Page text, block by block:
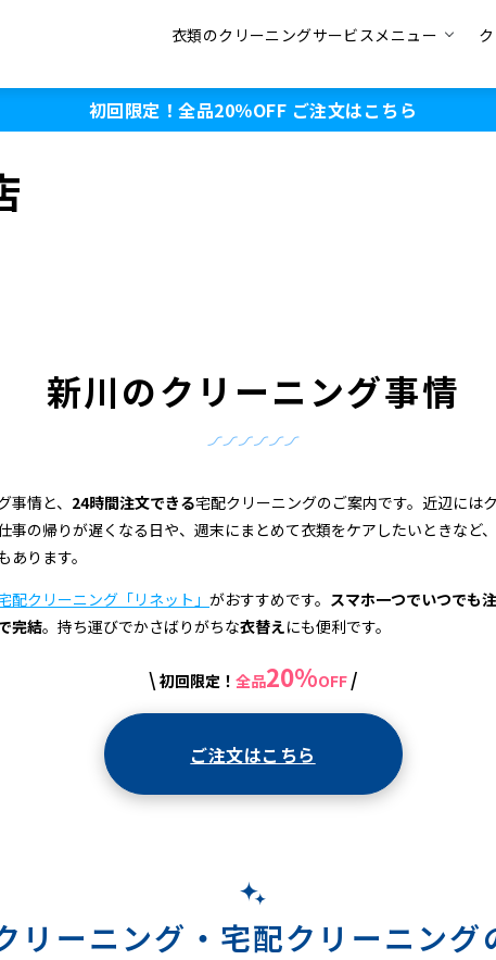
衣類のクリーニングサービスメニュー
初回限定！全品20％OFF ご注文はこちら
新川のクリーニング事情
情と、 24時間注文できる宅配クリーニングのご案内です。近辺には
事の帰りが遅くなる日や、週末にまとめて衣類をケアしたいときなど、
あります。
配クリーニング「リネット」 がおすすめです。 スマホ一つでいつでも
完結。持ち運びでかさばりがちな衣替えにも便利です。
\ 初回限定！ 全品20%OFF /
ご注文はこちら
リーニング・ 宅配クリーニング